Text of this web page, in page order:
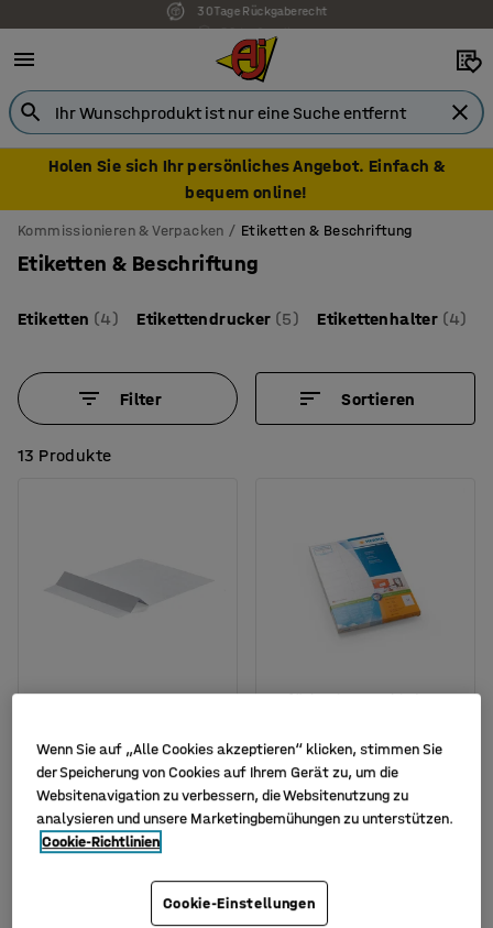
7 Jahre Garantie
Holen Sie sich Ihr persönliches Angebot. Einfach &
bequem online!
Kommissionieren & Verpacken Etiketten & Beschriftung
Etiketten & Beschriftung
Etiketten (4) Etikettendrucker (5) Etikettenhalter (4)
Filter Sortieren
13 Produkte
Etiketten, 70 x 33 mm, 27
Stk./Packung
Art. Nr.:90024
3,30 € KAUFEN
Verfügbar in verschiedenen
Klebeetiketten, 70 x 25
mm
Art. Nr.:24925
Wenn Sie auf „Alle Cookies akzeptieren“ klicken, stimmen Sie
der Speicherung von Cookies auf Ihrem Gerät zu, um die
Websitenavigation zu verbessern, die Websitenutzung zu
analysieren und unsere Marketingbemühungen zu unterstützen.
Cookie-Richtlinien
Cookie-Einstellungen